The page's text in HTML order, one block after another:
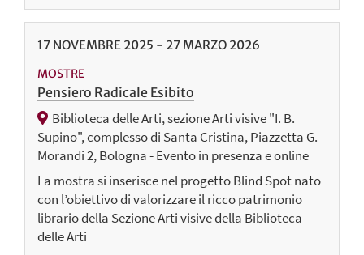
17 NOVEMBRE 2025 - 27 MARZO 2026
MOSTRE
Pensiero Radicale Esibito
Biblioteca delle Arti, sezione Arti visive "I. B.
Supino", complesso di Santa Cristina, Piazzetta G.
Morandi 2, Bologna - Evento in presenza e online
La mostra si inserisce nel progetto Blind Spot nato
con l’obiettivo di valorizzare il ricco patrimonio
librario della Sezione Arti visive della Biblioteca
delle Arti